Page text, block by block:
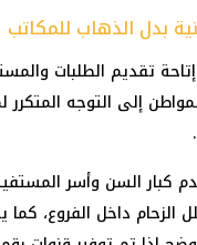
بدل الذهاب للمكاتب
تقديم الطلبات
إلى التوجه المتكرر
كبار السن وأسر
الزحام داخل الفروع،